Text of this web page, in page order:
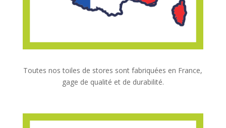
Toutes nos toiles de stores sont fabriquées en France,
gage de qualité et de durabilité.